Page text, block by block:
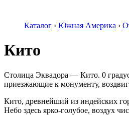
Каталог › Южная Америка ›
Кито
Столица Эквадора — Кито. 0
приезжающие к монументу,
Кито, древнейший из индейских
Небо здесь ярко-голубое, воздух